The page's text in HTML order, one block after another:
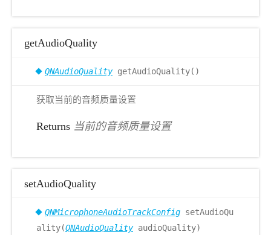
getAudioQuality
QNAudioQualitygetAudioQuality()
获取当前的音频质量设置
Returns 当前的音频质量设置
setAudioQuality
QNMicrophoneAudioTrackConfig setAudioQu
ality(QNAudioQualityaudioQuality)